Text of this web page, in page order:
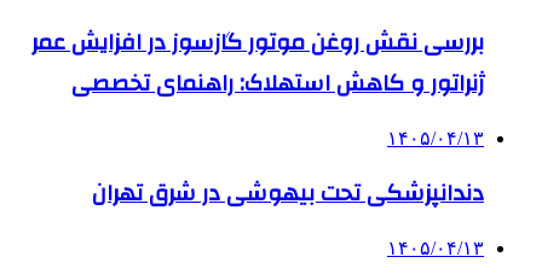
بررسی نقش روغن موتور گازسوز در افزایش عمر
ژنراتور و کاهش استهلاک: راهنمای تخصصی
۱۴۰۵/۰۴/۱۳
دندانپزشکی تحت بیهوشی در شرق تهران
۱۴۰۵/۰۴/۱۳